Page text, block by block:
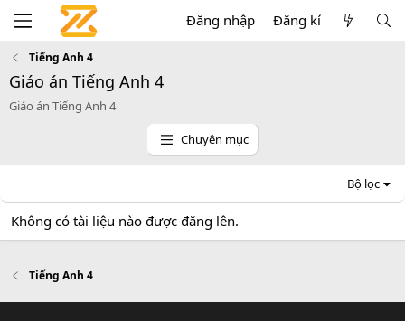
Đăng nhập Đăng kí
Tiếng Anh 4
Giáo án Tiếng Anh 4
Giáo án Tiếng Anh 4
Chuyên mục
Bộ lọc
Không có tài liệu nào được đăng lên.
Tiếng Anh 4